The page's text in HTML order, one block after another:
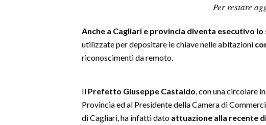
Per restare
Anche a Cagliari e provincia diventa esecutivo
utilizzate per depositare le chiave nelle abitazioni
riconoscimenti da remoto.
Il Prefetto Giuseppe Castaldo, con una circolare
Provincia ed al Presidente della Camera di
di Cagliari, ha infatti dato attuazione alla recente